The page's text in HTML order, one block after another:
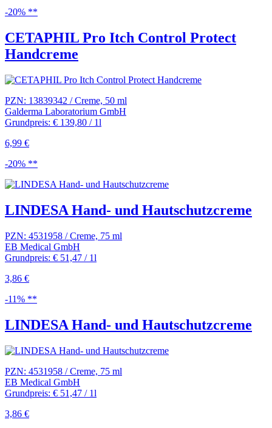
-20% **
CETAPHIL Pro Itch Control Protect
Handcreme
PZN: 13839342 / Creme, 50 ml
Galderma Laboratorium GmbH
Grundpreis: € 139,80 / 1l
6,99 €
-20% **
LINDESA Hand- und Hautschutzcreme
PZN: 4531958 / Creme, 75 ml
EB Medical GmbH
Grundpreis: € 51,47 / 1l
3,86 €
-11% **
LINDESA Hand- und Hautschutzcreme
PZN: 4531958 / Creme, 75 ml
EB Medical GmbH
Grundpreis: € 51,47 / 1l
3,86 €